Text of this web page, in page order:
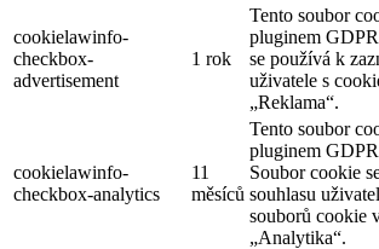
cookielawinfo-
checkbox-
advertisement
1 rok
Tento soubor
pluginem
se používá k
uživatele s
„Reklama“.
cookielawinfo-
checkbox-analytics
11
měsíců
Tento soubor
pluginem
Soubor cookie
souhlasu
souborů cookie
„Analytika“.